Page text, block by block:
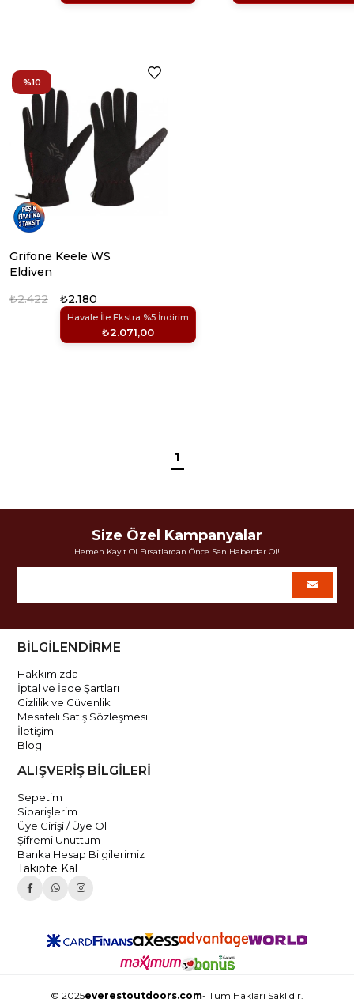
Grifone Keele WS
Eldiven
₺2.180
Havale İle Ekstra %5 İndirim
₺2.071,00
₺2.422
%10
1
Size Özel Kampanyalar
Hemen Kayıt Ol Fırsatlardan Önce Sen Haberdar Ol!
BİLGİLENDİRME
Hakkımızda
İptal ve İade Şartları
Gizlilik ve Güvenlik
Mesafeli Satış Sözleşmesi
İletişim
Blog
ALIŞVERİŞ BİLGİLERİ
Sepetim
Siparişlerim
Üye Girişi / Üye Ol
Şifremi Unuttum
Banka Hesap Bilgilerimiz
Takipte Kal
© 2025everestoutdoors.com- Tüm Hakları Saklıdır.